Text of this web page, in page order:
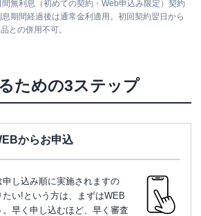
無利息（初めての契約・Web申込み限定）契約
期間経過後は通常金利適用。初回契約翌日から
との併用不可。
ための3ステップ
からお申込
し込み順に実施されますの
い!という方は、まずはWEB
早く申し込むほど、早く審査